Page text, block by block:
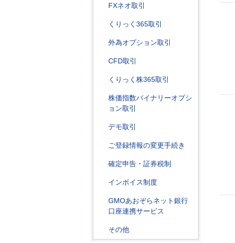
FXネオ取引
くりっく365取引
外為オプション取引
CFD取引
くりっく株365取引
株価指数バイナリーオプシ
ョン取引
デモ取引
ご登録情報の変更手続き
確定申告・証券税制
インボイス制度
GMOあおぞらネット銀行
口座連携サービス
その他